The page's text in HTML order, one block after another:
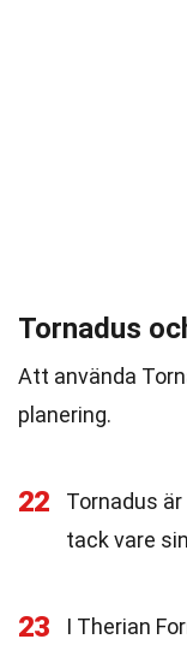
Tornadus
Att använda
planering.
22
Tornadus
tack vare
23
I Therian